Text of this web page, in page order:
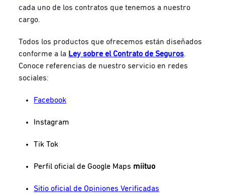
cada uno de los contratos que tenemos a nuestro
cargo.
Todos los productos que ofrecemos están diseñados
conforme a la Ley sobre el Contrato de Seguros.
Conoce referencias de nuestro servicio en redes
sociales:
Facebook
Instagram
Tik Tok
Perfil oficial de Google Maps miituo
Sitio oficial de Opiniones Verificadas